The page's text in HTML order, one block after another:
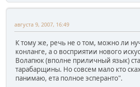
августа 9, 2007, 16:49
К тому же, речь не о том, можно ли
конланге, а о восприятии нового
Волапюк (вполне приличный язык)
тарабарщины. Но совсем мало кто
панимаю, ета полное эсперанто".